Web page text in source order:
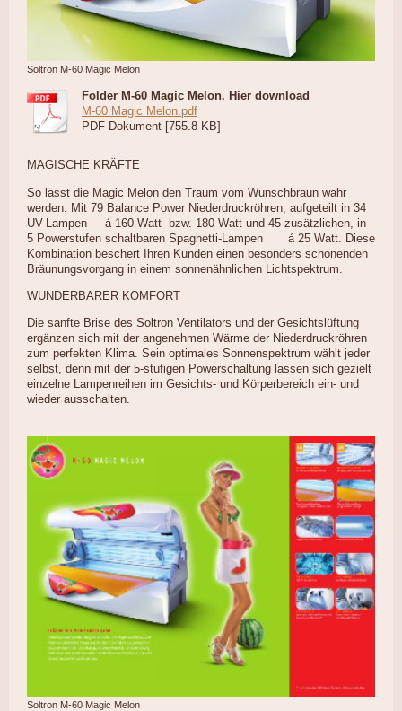
Soltron M-60 Magic Melon
Folder M-60 Magic Melon. Hier download
M-60 Magic Melon.pdf
PDF-Dokument [755.8 KB]
MAGISCHE KRÄFTE
So lässt die Magic Melon den Traum vom Wunschbraun wahr
werden: Mit 79 Balance Power Niederdruckröhren, aufgeteilt in 34
UV-Lampen á 160 Watt bzw. 180 Watt und 45 zusätzlichen, in
5 Powerstufen schaltbaren Spaghetti-Lampen á 25 Watt. Diese
Kombination beschert Ihren Kunden einen besonders schonenden
Bräunungsvorgang in einem sonnenähnlichen Lichtspektrum.
WUNDERBARER KOMFORT
Die sanfte Brise des Soltron Ventilators und der Gesichtslüftung
ergänzen sich mit der angenehmen Wärme der Niederdruckröhren
zum perfekten Klima. Sein optimales Sonnenspektrum wählt jeder
selbst, denn mit der 5-stufigen Powerschaltung lassen sich gezielt
einzelne Lampenreihen im Gesichts- und Körperbereich ein- und
wieder ausschalten.
Soltron M-60 Magic Melon